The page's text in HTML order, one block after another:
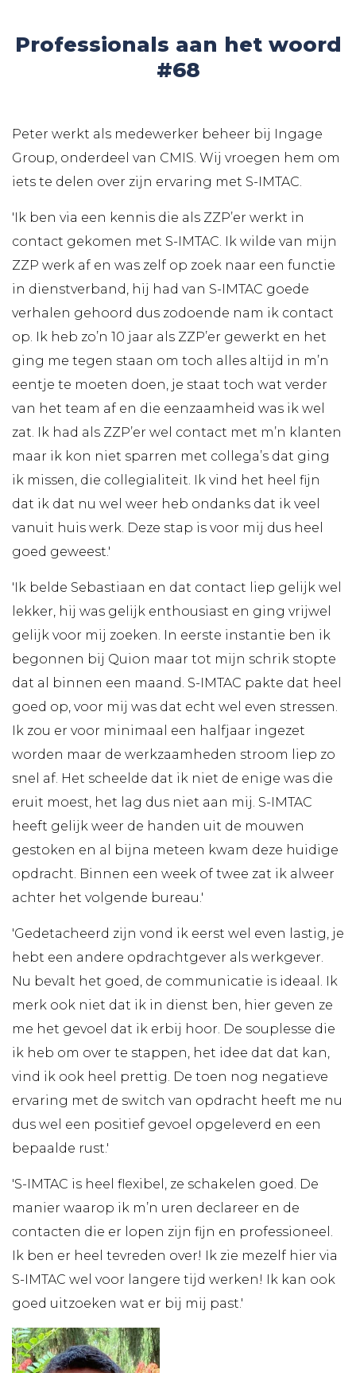
Professionals aan het woord
#68
Peter werkt als medewerker beheer bij Ingage
Group, onderdeel van CMIS. Wij vroegen hem om
iets te delen over zijn ervaring met S-IMTAC.
'Ik ben via een kennis die als ZZP’er werkt in
contact gekomen met S-IMTAC. Ik wilde van mijn
ZZP werk af en was zelf op zoek naar een functie
in dienstverband, hij had van S-IMTAC goede
verhalen gehoord dus zodoende nam ik contact
op. Ik heb zo’n 10 jaar als ZZP’er gewerkt en het
ging me tegen staan om toch alles altijd in m’n
eentje te moeten doen, je staat toch wat verder
van het team af en die eenzaamheid was ik wel
zat. Ik had als ZZP’er wel contact met m’n klanten
maar ik kon niet sparren met collega’s dat ging
ik missen, die collegialiteit. Ik vind het heel fijn
dat ik dat nu wel weer heb ondanks dat ik veel
vanuit huis werk. Deze stap is voor mij dus heel
goed geweest.'
'Ik belde Sebastiaan en dat contact liep gelijk wel
lekker, hij was gelijk enthousiast en ging vrijwel
gelijk voor mij zoeken. In eerste instantie ben ik
begonnen bij Quion maar tot mijn schrik stopte
dat al binnen een maand. S-IMTAC pakte dat heel
goed op, voor mij was dat echt wel even stressen.
Ik zou er voor minimaal een halfjaar ingezet
worden maar de werkzaamheden stroom liep zo
snel af. Het scheelde dat ik niet de enige was die
eruit moest, het lag dus niet aan mij. S-IMTAC
heeft gelijk weer de handen uit de mouwen
gestoken en al bijna meteen kwam deze huidige
opdracht. Binnen een week of twee zat ik alweer
achter het volgende bureau.'
'Gedetacheerd zijn vond ik eerst wel even lastig, je
hebt een andere opdrachtgever als werkgever.
Nu bevalt het goed, de communicatie is ideaal. Ik
merk ook niet dat ik in dienst ben, hier geven ze
me het gevoel dat ik erbij hoor. De souplesse die
ik heb om over te stappen, het idee dat dat kan,
vind ik ook heel prettig. De toen nog negatieve
ervaring met de switch van opdracht heeft me nu
dus wel een positief gevoel opgeleverd en een
bepaalde rust.'
'S-IMTAC is heel flexibel, ze schakelen goed. De
manier waarop ik m’n uren declareer en de
contacten die er lopen zijn fijn en professioneel.
Ik ben er heel tevreden over! Ik zie mezelf hier via
S-IMTAC wel voor langere tijd werken! Ik kan ook
goed uitzoeken wat er bij mij past.'